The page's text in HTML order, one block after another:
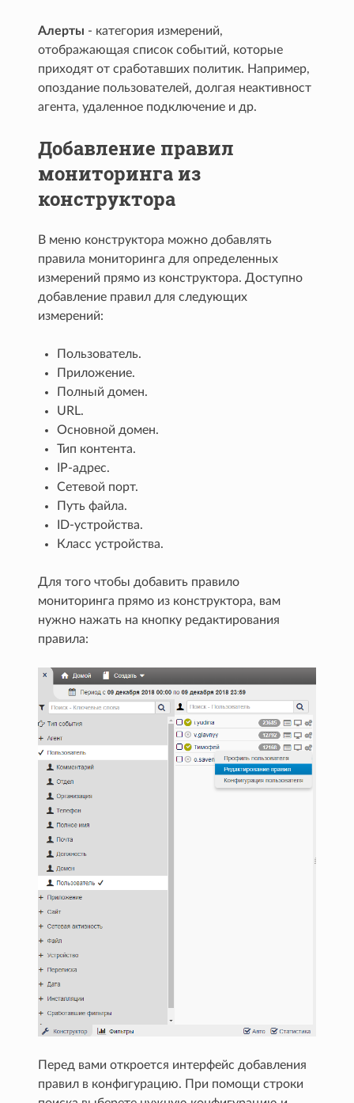
Алерты - категория измерений,
отображающая список событий, которые
приходят от сработавших политик. Например,
опоздание пользователей, долгая неактивност
агента, удаленное подключение и др.
Добавление правил
мониторинга из
конструктора
В меню конструктора можно добавлять
правила мониторинга для определенных
измерений прямо из конструктора. Доступно
добавление правил для следующих
измерений:
Пользователь.
Приложение.
Полный домен.
URL.
Основной домен.
Тип контента.
IP-адрес.
Сетевой порт.
Путь файла.
ID-устройства.
Класс устройства.
Для того чтобы добавить правило
мониторинга прямо из конструктора, вам
нужно нажать на кнопку редактирования
правила:
Перед вами откроется интерфейс добавления
правил в конфигурацию. При помощи строки